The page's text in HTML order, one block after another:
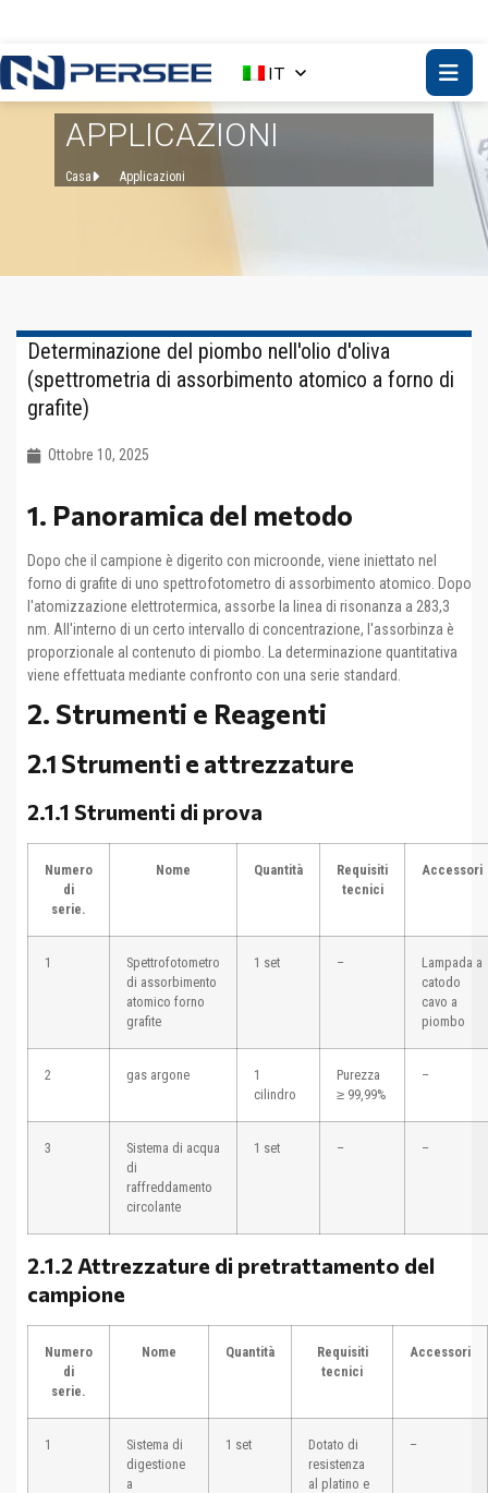
IT
APPLICAZIONI
Casa Applicazioni
Determinazione del piombo nell'olio d'oliva
(spettrometria di assorbimento atomico a forno di
grafite)
Ottobre 10, 2025
1. Panoramica del metodo
Dopo che il campione è digerito con microonde, viene iniettato nel
forno di grafite di uno spettrofotometro di assorbimento atomico. Dopo
l'atomizzazione elettrotermica, assorbe la linea di risonanza a 283,3
nm. All'interno di un certo intervallo di concentrazione, l'assorbinza è
proporzionale al contenuto di piombo. La determinazione quantitativa
viene effettuata mediante confronto con una serie standard.
2. Strumenti e Reagenti
2.1 Strumenti e attrezzature
2.1.1 Strumenti di prova
Numero
di
serie.
Nome Quantità
Requisiti
tecnici
Accessori
1
Spettrofotometro
di assorbimento
atomico forno
grafite
1 set –
Lampada a
catodo
cavo a
piombo
2 gas argone
1
cilindro
Purezza
≥ 99,99%
–
3
Sistema di acqua
di
raffreddamento
circolante
1 set – –
2.1.2 Attrezzature di pretrattamento del
campione
Numero
di
serie.
Nome Quantità
Requisiti
tecnici
Accessori
1
Sistema di
digestione
a
1 set
Dotato di
resistenza
al platino e
–